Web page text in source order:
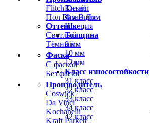
Flitch Design
Пол Вам В Дом
Оттенок
Светлый
Тёмный
Фаска
С фаской
Без фаски
Производитель
Coswick
Da Vinci
Kochanelli
Kraft Parkett
Китай
Франция
Швеция
Толщина
8 мм
10 мм
12 мм
Класс износостойкости
31 класс
32 класс
33 класс
34 класс
42 класс